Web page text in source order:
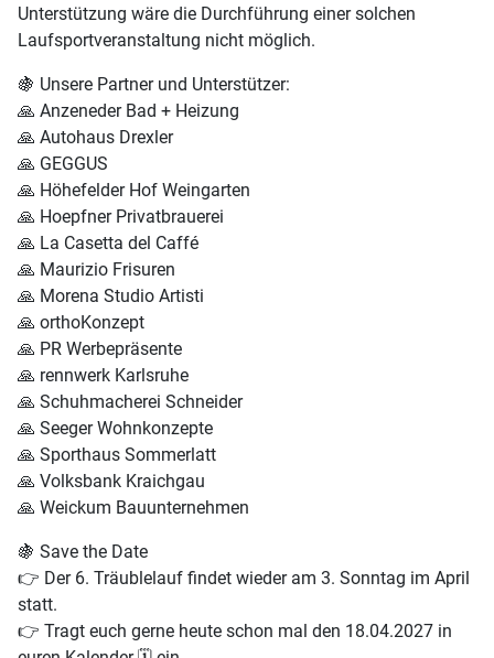
Unterstützung wäre die Durchführung einer solchen
Laufsportveranstaltung nicht möglich.
🍇 Unsere Partner und Unterstützer:
🙏 Anzeneder Bad + Heizung
🙏 Autohaus Drexler
🙏 GEGGUS
🙏 Höhefelder Hof Weingarten
🙏 Hoepfner Privatbrauerei
🙏 La Casetta del Caffé
🙏 Maurizio Frisuren
🙏 Morena Studio Artisti
🙏 orthoKonzept
🙏 PR Werbepräsente
🙏 rennwerk Karlsruhe
🙏 Schuhmacherei Schneider
🙏 Seeger Wohnkonzepte
🙏 Sporthaus Sommerlatt
🙏 Volksbank Kraichgau
🙏 Weickum Bauunternehmen
🍇 Save the Date
👉 Der 6. Träublelauf findet wieder am 3. Sonntag im April
statt.
👉 Tragt euch gerne heute schon mal den 18.04.2027 in